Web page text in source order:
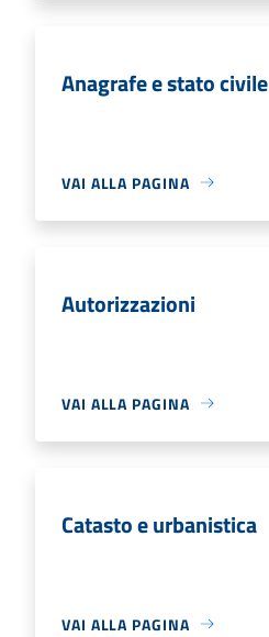
Anagrafe e stato civile
VAI ALLA PAGINA
Autorizzazioni
VAI ALLA PAGINA
Catasto e urbanistica
VAI ALLA PAGINA